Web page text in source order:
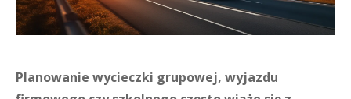
Planowanie wycieczki grupowej, wyjazdu